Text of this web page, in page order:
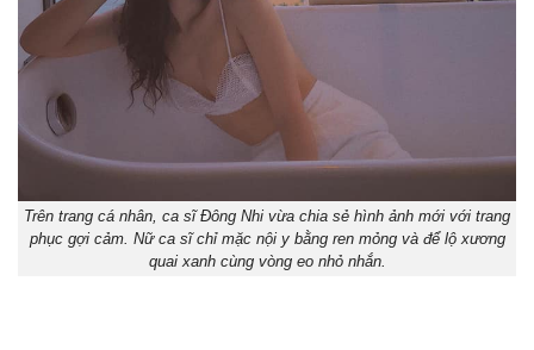
Trên trang cá nhân, ca sĩ Đông Nhi vừa chia sẻ hình ảnh mới với trang
phục gợi cảm. Nữ ca sĩ chỉ mặc nội y bằng ren mỏng và để lộ xương
quai xanh cùng vòng eo nhỏ nhắn.